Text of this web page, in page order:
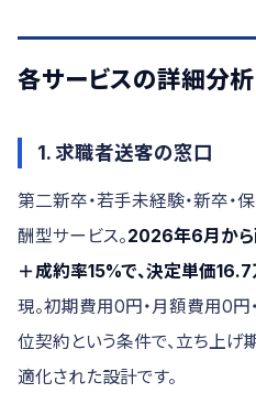
各サービスの詳細分析
1. 求職者送客の窓口
第二新卒・若手未経験・新卒・
酬型サービス。2026年6月か
＋成約率15%で、決定単価
現。初期費用0円・月額費用0
位契約という条件で、立ち上
適化された設計です。